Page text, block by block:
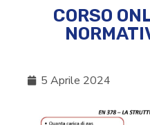
CORSO
5 Aprile 2024